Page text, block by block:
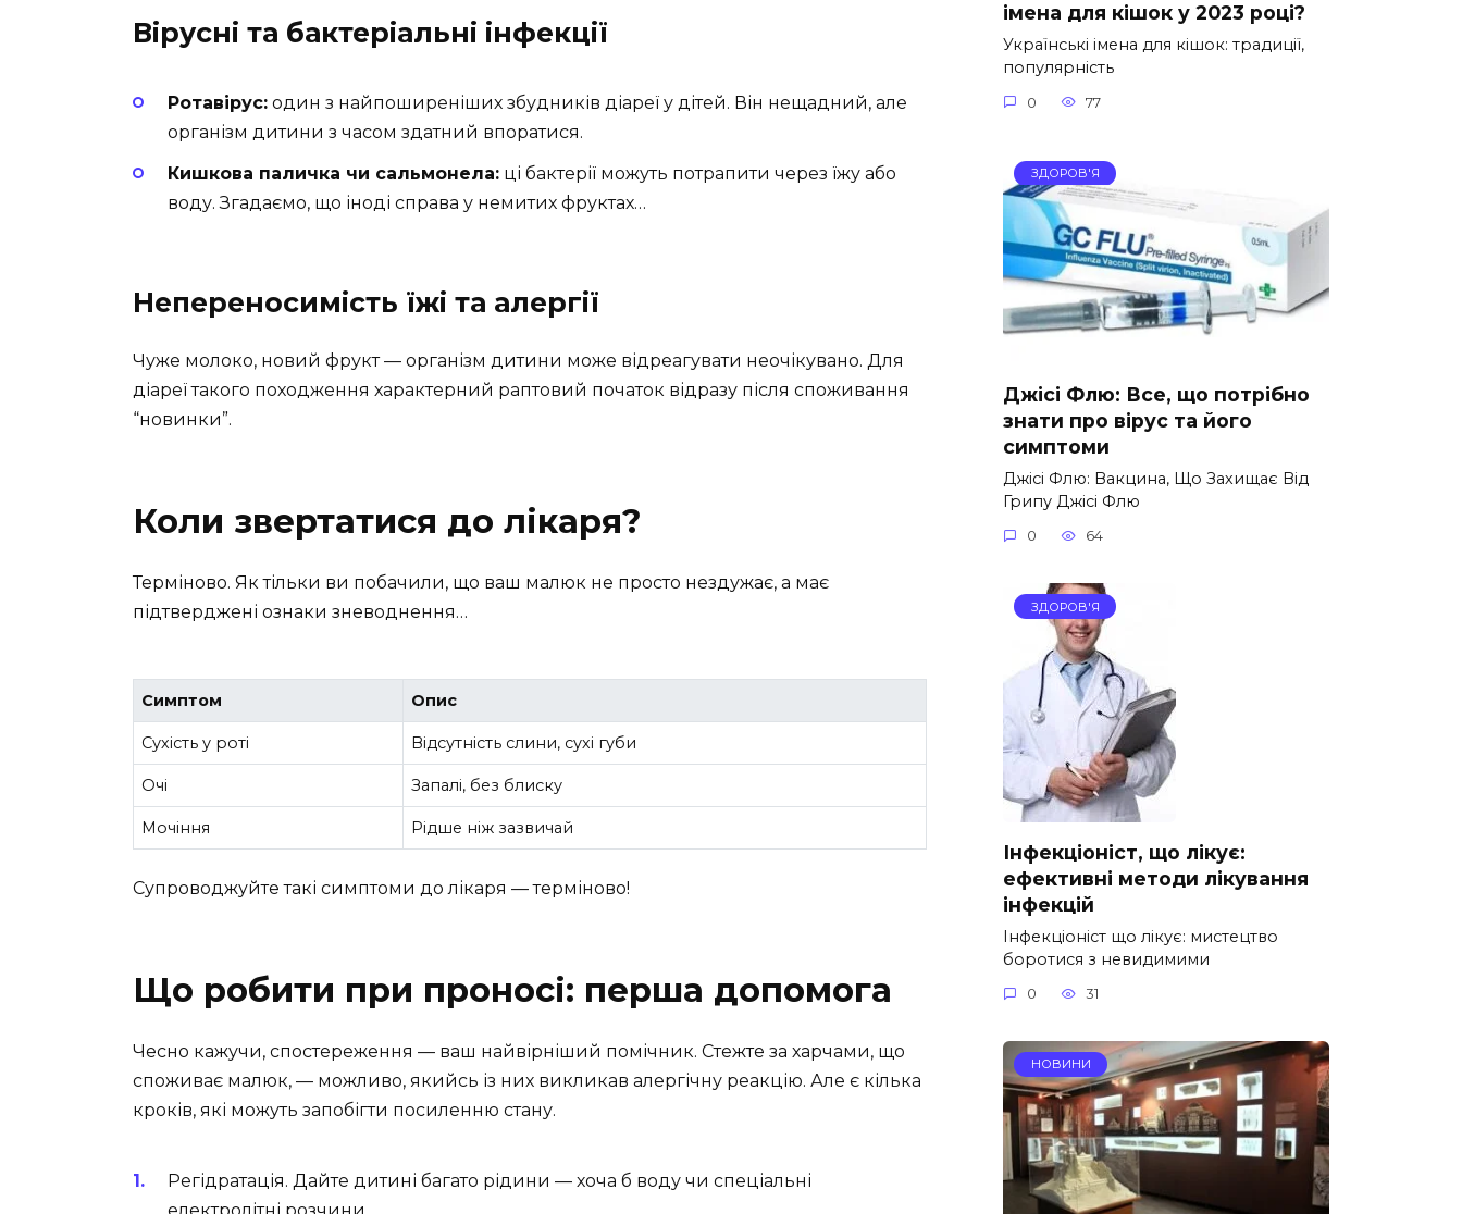
Вірусні та бактеріальні інфекції
Ротавірус: один з найпоширеніших збудників діареї у дітей. Він нещадний, але
організм дитини з часом здатний впоратися.
Кишкова паличка чи сальмонела: ці бактерії можуть потрапити через їжу або
воду. Згадаємо, що іноді справа у немитих фруктах…
Непереносимість їжі та алергії
Чуже молоко, новий фрукт — організм дитини може відреагувати неочікувано. Для
діареї такого походження характерний раптовий початок відразу після споживання
“новинки”.
Коли звертатися до лікаря?
Терміново. Як тільки ви побачили, що ваш малюк не просто нездужає, а має
підтверджені ознаки зневоднення…
Симптом Опис
Сухість у роті Відсутність слини, сухі губи
Очі Запалі, без блиску
Мочіння Рідше ніж зазвичай
Супроводжуйте такі симптоми до лікаря — терміново!
Що робити при проносі: перша допомога
Чесно кажучи, спостереження — ваш найвірніший помічник. Стежте за харчами, що
споживає малюк, — можливо, якийсь із них викликав алергічну реакцію. Але є кілька
кроків, які можуть запобігти посиленню стану.
Регідратація. Дайте дитині багато рідини — хоча б воду чи спеціальні
імена для кішок у 2023 році?
Українські імена для кішок: традиції,
популярність
0 77
ЗДОРОВ'Я
Джісі Флю: Все, що потрібно
знати про вірус та його
симптоми
Джісі Флю: Вакцина, Що Захищає Від
Грипу Джісі Флю
0 64
ЗДОРОВ'Я
Інфекціоніст, що лікує:
ефективні методи лікування
інфекцій
Інфекціоніст що лікує: мистецтво
боротися з невидимими
0 31
НОВИНИ